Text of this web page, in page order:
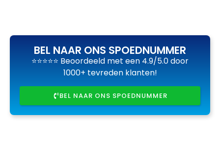
BEL NAAR ONS SPOEDNUMMER
⭐⭐⭐⭐⭐ Beoordeeld met een 4.9/5.0 door
1000+ tevreden klanten!
BEL NAAR ONS SPOEDNUMMER